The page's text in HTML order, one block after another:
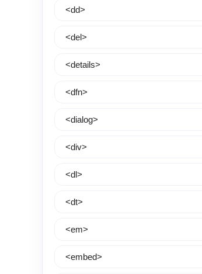
<dd>
<del>
<details>
<dfn>
<dialog>
<div>
<dl>
<dt>
<em>
<embed>